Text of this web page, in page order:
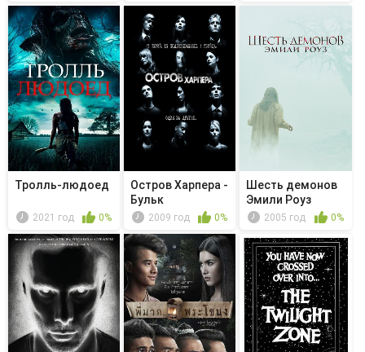
Тролль-людоед
2021 год 0%
Остров Харпера -
Бульк
2009 год 0%
Шесть демонов
Эмили Роуз
2005 год 0%